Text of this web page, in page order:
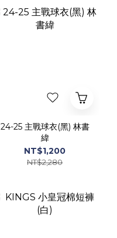
24-25 主戰球衣(黑) 林書
緯
NT$1,200
NT$2,280